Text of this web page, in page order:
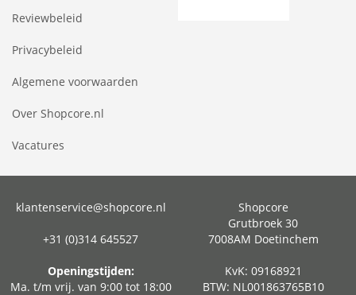
Reviewbeleid
Privacybeleid
Algemene voorwaarden
Over Shopcore.nl
Vacatures
klantenservice@shopcore.nl
+31 (0)314 645527
Openingstijden:
Ma. t/m vrij. van 9:00 tot 18:00
Shopcore
Grutbroek 30
7008AM Doetinchem
KvK: 09168921
BTW: NL001863765B10